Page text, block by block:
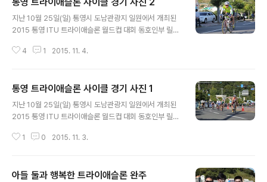
눈여겨 볼 겨를이 없었습니다. 올해는 두 아들과 함께 릴레
이 경기에 참가하였기 때문에 훨씬 여유롭게 경기에 참여
하였습니다. 동호인부 일반참가자 경기에 앞서서 쥬니어부
대기선에 서 있는 선수들을 바라보고 있는데 두 팔이 없는
지난 10월 25일(일) 통영시 도남관광지 일원에서 개최된
2015 통영 ITU 트라이애슬론 월드컵 대회 동호인부 릴레
다. 아들 둘과 릴레이 경기에 참가하였기 때문에 수영을 맡
었습니다. 작년까지만 해도 사이클 경기 모습을 사진으로
찍을 수 없었는데, 올해부터 '바꿈터' 주변을 두 번 왕복하
도록 코스가 바뀌었기 때문에 경기모습을 찍을 수 있었습
들고 준비하고 있었는데, 아들을 기다리다가 자전거를 타
4 1 2015. 11. 4.
통영 트라이애슬론 사이클 경기 사진 1
지난 10월 25일(일) 통영시 도남관광지 일원에서 개최된
2015 통영 ITU 트라이애슬론 월드컵 대회 동호인부 릴레
다. 아들 둘과 릴레이 경기에 참가하였기 때문에 수영을 맡
었습니다. 작년까지만 해도 사이클 경기 모습을 사진으로
1 0 2015. 11. 3.
아들 둘과 행복한 트라이애슬론 완주